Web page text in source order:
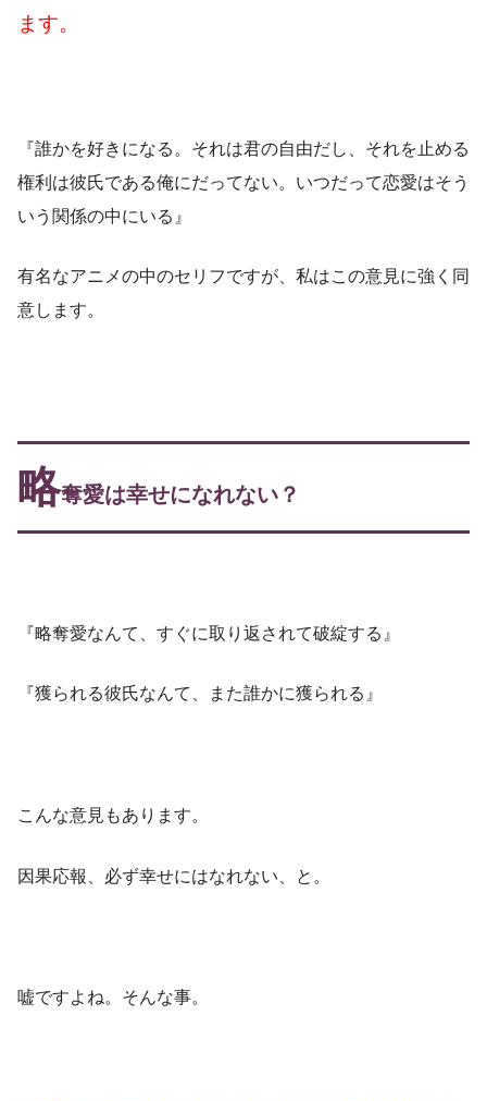
ます。
『誰かを好きになる。それは君の自由だし、それを止める
権利は彼氏である俺にだってない。いつだって恋愛はそう
いう関係の中にいる』
有名なアニメの中のセリフですが、私はこの意見に強く同
意します。
略奪愛は幸せになれない？
『略奪愛なんて、すぐに取り返されて破綻する』
『獲られる彼氏なんて、また誰かに獲られる』
こんな意見もあります。
因果応報、必ず幸せにはなれない、と。
嘘ですよね。そんな事。